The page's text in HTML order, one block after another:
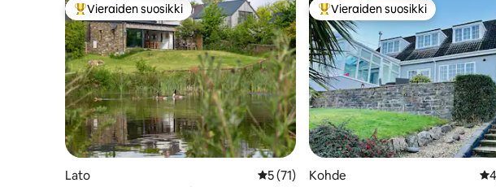
Vieraiden suosikkien parhaimmistoa
Vieraiden suosikki
Lato Keskimääräinen arvio 5/5, 71 arvostelua
5 (71)
Vieraiden suosikkien
Vieraiden suosikki
Kohde